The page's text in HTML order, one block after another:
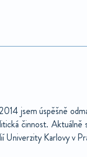
jsem úspěšně
činnost. Aktuálně
Univerzity Karlovy v